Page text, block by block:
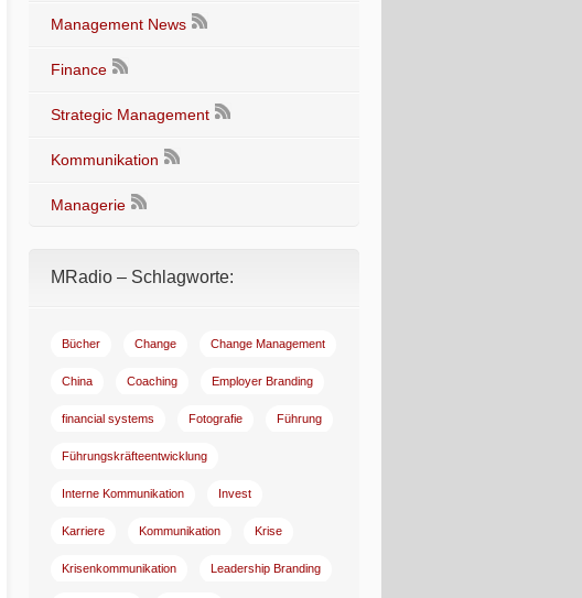
Management News
Finance
Strategic Management
Kommunikation
Managerie
MRadio – Schlagworte:
Bücher Change Change Management
China Coaching Employer Branding
financial systems Fotografie Führung
Führungskräfteentwicklung
Interne Kommunikation Invest
Karriere Kommunikation Krise
Krisenkommunikation Leadership Branding